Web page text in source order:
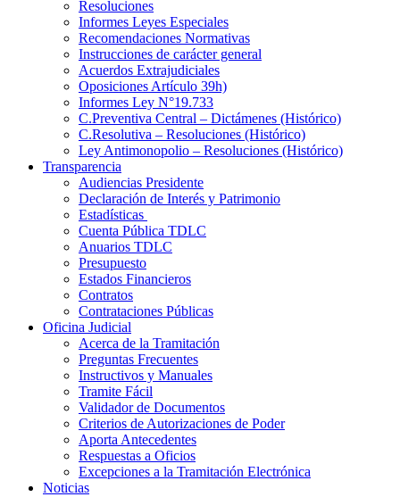
Resoluciones
Informes Leyes Especiales
Recomendaciones Normativas
Instrucciones de carácter general
Acuerdos Extrajudiciales
Oposiciones Artículo 39h)
Informes Ley N°19.733
C.Preventiva Central – Dictámenes (Histórico)
C.Resolutiva – Resoluciones (Histórico)
Ley Antimonopolio – Resoluciones (Histórico)
Transparencia
Audiencias Presidente
Declaración de Interés y Patrimonio
Estadísticas
Cuenta Pública TDLC
Anuarios TDLC
Presupuesto
Estados Financieros
Contratos
Contrataciones Públicas
Oficina Judicial
Acerca de la Tramitación
Preguntas Frecuentes
Instructivos y Manuales
Tramite Fácil
Validador de Documentos
Criterios de Autorizaciones de Poder
Aporta Antecedentes
Respuestas a Oficios
Excepciones a la Tramitación Electrónica
Noticias